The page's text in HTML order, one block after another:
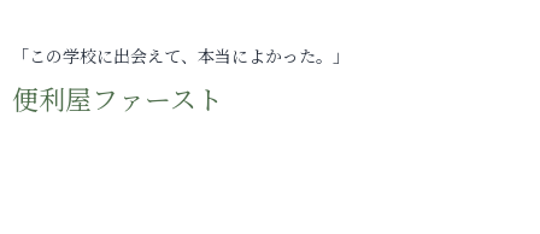
「この学校に出会えて、本当によかった。」
便利屋ファースト